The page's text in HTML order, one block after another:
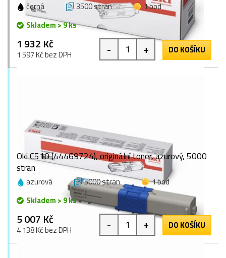
černá 3500 stran
1 bod
Skladem > 9 ks
1 932 Kč
1 597 Kč bez DPH - + DO KOŠÍKU
Oki C510 (44469724), originální toner, azurový, 5000
stran
azurová 5000 stran
1 bod
Skladem > 9 ks
5 007 Kč
4 138 Kč bez DPH - + DO KOŠÍKU